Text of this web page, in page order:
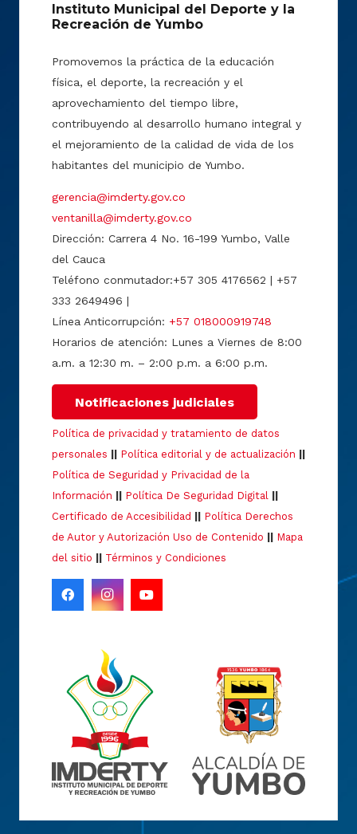
Instituto Municipal del Deporte y la
Recreación de Yumbo
Promovemos la práctica de la educación
física, el deporte, la recreación y el
aprovechamiento del tiempo libre,
contribuyendo al desarrollo humano integral y
el mejoramiento de la calidad de vida de los
habitantes del municipio de Yumbo.
gerencia@imderty.gov.co
ventanilla@imderty.gov.co
Dirección: Carrera 4 No. 16-199 Yumbo, Valle
del Cauca
Teléfono conmutador:+57 305 4176562 | +57
333 2649496 |
Línea Anticorrupción: +57 018000919748
Horarios de atención: Lunes a Viernes de 8:00
a.m. a 12:30 m. – 2:00 p.m. a 6:00 p.m.
Notificaciones judiciales
Política de privacidad y tratamiento de datos
personales
Política editorial y de actualización
Política de Seguridad y Privacidad de la
Información
Política De Seguridad Digital
Certificado de Accesibilidad
Política Derechos
de Autor y Autorización Uso de Contenido
Mapa
del sitio
Términos y Condiciones